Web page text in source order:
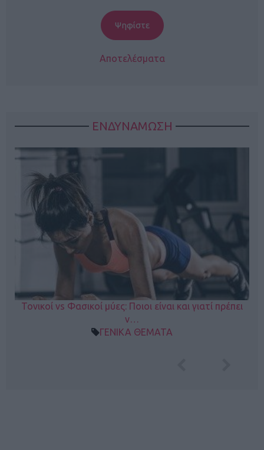
Αποτελέσματα
ΕΝΔΥΝΑΜΩΣΗ
Τονικοί vs Φασικοί μύες: Ποιοι είναι και γιατί πρέπει
ν…
ΓΕΝΙΚΑ ΘΕΜΑΤΑ